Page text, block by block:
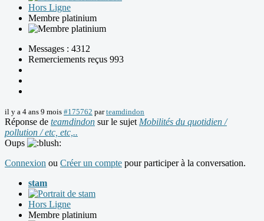
Hors Ligne
Membre platinium
Messages : 4312
Remerciements reçus 993
il y a 4 ans 9 mois #175762 parteamdindon
Réponse de teamdindon sur le sujet Mobilités du quotidien /
pollution / etc, etc,..
Oups
Connexion ou Créer un compte pour participer à la conversation.
stam
Hors Ligne
Membre platinium